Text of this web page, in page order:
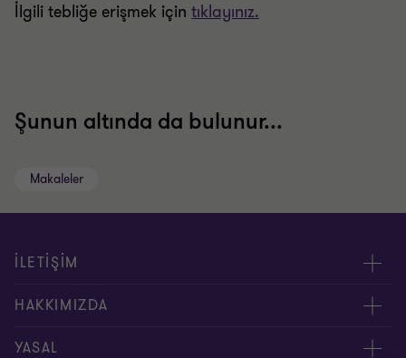
İlgili tebliğe erişmek için tıklayınız.
Şunun altında da bulunur...
Makaleler
İLETİŞİM
Yöneticilerimiz
Bizimle İletişime Geçin
HAKKIMIZDA
Hakkımızda
YASAL